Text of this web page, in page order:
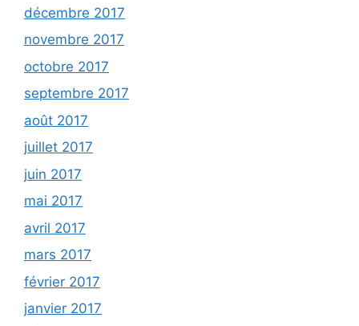
décembre 2017
novembre 2017
octobre 2017
septembre 2017
août 2017
juillet 2017
juin 2017
mai 2017
avril 2017
mars 2017
février 2017
janvier 2017